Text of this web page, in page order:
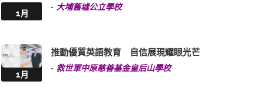
1月
- 大埔舊墟公立學校
1月
推動優質英語教育 自信展現耀眼光芒
- 救世軍中原慈善基金皇后山學校